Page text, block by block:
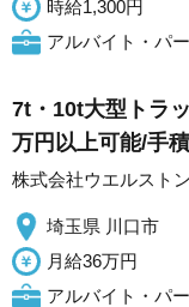
時給1,300円
アルバイト・パ
7t・10t大型トラ
万円以上可能/手
株式会社ウエルスト
埼玉県 川口市
月給36万円
アルバイト・パ